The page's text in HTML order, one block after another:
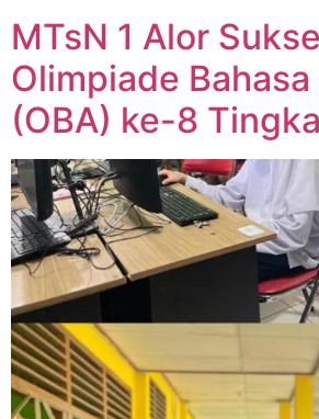
MTsN 1 Alor
Olimpiade
(OBA) ke-8